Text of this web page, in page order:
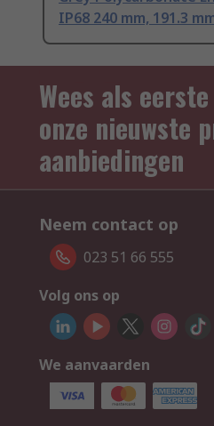
IP68 240 mm, 191.3
Wees als
onze nieuwste
aanbiedingen
Neem contact op
023 51 66 555
Volg ons op
We aanvaarden